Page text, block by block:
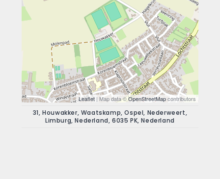
Leaflet | Map data ©OpenStreetMapcontributors
31, Houwakker, Waatskamp, Ospel, Nederweert,
Limburg, Nederland, 6035 PK, Nederland